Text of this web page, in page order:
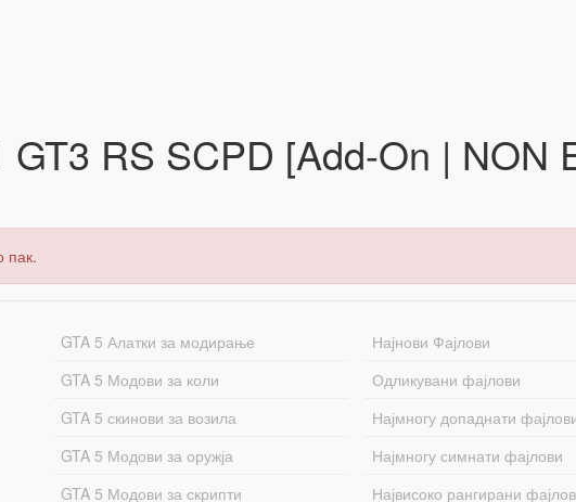
RS SCPD [Add-On | NON
пак.
GTA 5 Алатки за модирање
GTA 5 Модови за коли
GTA 5 скинови за возила
GTA 5 Модови за оружја
GTA 5 Модови за скрипти
Најнови Фајлови
Одликувани фајлови
Најмногу допаднати
Најмногу симнати фајлови
Највисоко рангирани